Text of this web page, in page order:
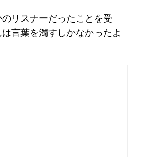
リスナーだったことを受
言葉を濁すしかなかったよ